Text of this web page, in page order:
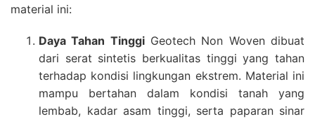
material ini:
Daya Tahan TinggiGeotech Non Woven dibuat
dari serat sintetis berkualitas tinggi yang tahan
terhadap kondisi lingkungan ekstrem. Material ini
mampu bertahan dalam kondisi tanah yang
lembab, kadar asam tinggi, serta paparan sinar